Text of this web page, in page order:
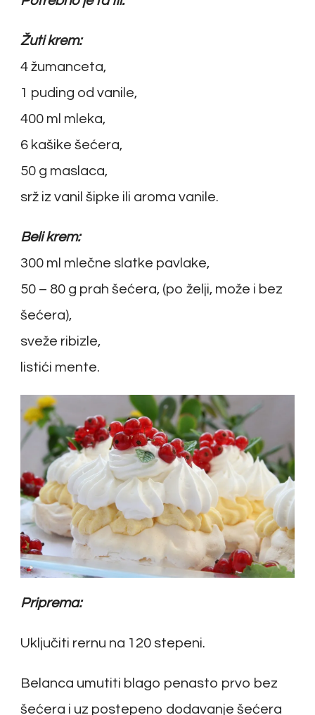
Žuti krem:
4 žumanceta,
1 puding od vanile,
400 ml mleka,
6 kašike šećera,
50 g maslaca,
srž iz vanil šipke ili aroma vanile.
Beli krem:
300 ml mlečne slatke pavlake,
50 – 80 g prah šećera, (po želji, može i bez
šećera),
sveže ribizle,
listići mente.
Priprema:
Uključiti rernu na 120 stepeni.
Belanca umutiti blago penasto prvo bez
šećera i uz postepeno dodavanje šećera